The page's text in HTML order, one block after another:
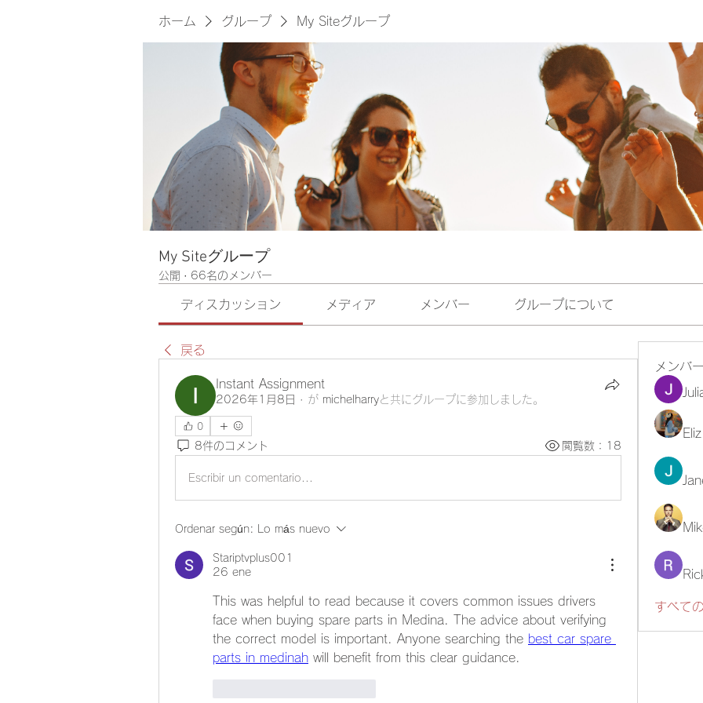
ホーム グループ My Siteグループ
My Siteグループ
公開 · 66名のメンバー
ディスカッション メディア メンバー グループについて
戻る
Instant Assignment
2026年1月8日 · が michelharryと共にグループに参加しました 。
0
8件のコメント 閲覧数：18
Escribir un comentario...
Ordenar según: Lo más nuevo
Stariptvplus001
26 ene
This was helpful to read because it covers common issues drivers
face when buying spare parts in Medina. The advice about verifying
the correct model is important. Anyone searching the best car spare
parts in medinah will benefit from this clear guidance.
メンバ
すべて